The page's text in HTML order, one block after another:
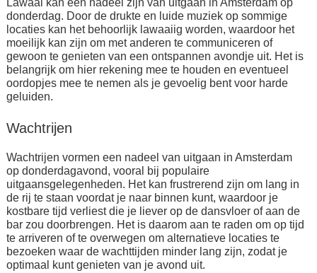
donderdag. Door de drukte en luide muziek op sommige
locaties kan het behoorlijk lawaaiig worden, waardoor het
moeilijk kan zijn om met anderen te communiceren of
gewoon te genieten van een ontspannen avondje uit. Het is
belangrijk om hier rekening mee te houden en eventueel
oordopjes mee te nemen als je gevoelig bent voor harde
geluiden.
Wachtrijen
Wachtrijen vormen een nadeel van uitgaan in Amsterdam
op donderdagavond, vooral bij populaire
uitgaansgelegenheden. Het kan frustrerend zijn om lang in
de rij te staan voordat je naar binnen kunt, waardoor je
kostbare tijd verliest die je liever op de dansvloer of aan de
bar zou doorbrengen. Het is daarom aan te raden om op tijd
te arriveren of te overwegen om alternatieve locaties te
bezoeken waar de wachttijden minder lang zijn, zodat je
optimaal kunt genieten van je avond uit.